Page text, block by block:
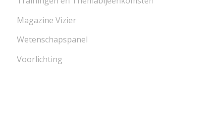
Magazine Vizier
Wetenschapspanel
Voorlichting